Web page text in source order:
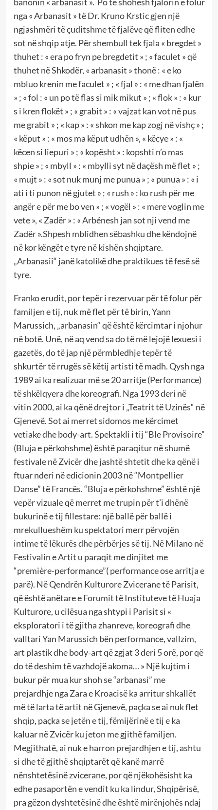
nga « Arbanasit » të Dr. Kruno Krstic gjen një
ngjashmëri të çuditshme të fjalëve që fliten edhe
sot në shqip atje. Për shembull tek fjala « bregdet »
thuhet : « era po fryn pe bregdetit » ; « faculet » që
thuhet në Shkodër, « arbanasit » thonë : « e ko
mbluo krenin me faculet » ; « fjal » : « me dhan fjalën
» ; « fol : « un po të flas si mik mikut » ; « flok » : « kur
s i kren flokët » ; « grabit » : « vajzat kan vot në pus
me grabit » ; « kap » : « shkon me kap zogj në vishç » ;
« këput » : « mos ma këput udhën », « këcye » : «
këcen si liepuri » ; « kopësht » : kopshti n’o mas
shpie » ; « mbyll » : « mbylli syt në daçësh më flet » ;
« mujt » : « sot nuk munj me punua » ; « punua » : « i
ati i ti punon në gjutet » ; « rush » : ko rush për me
angër e për me bo ven » ; « vogël » : « mere voglin me
vete », « Zadër » : « Arbénesh jan sot nji vend me
Zadër ».Shpesh mblidhen sëbashku dhe këndojnë
në kor këngët e tyre në kishën shqiptare.
„Arbanasii“ janë katolikë dhe praktikues të fesë së
tyre.
Franko erudit, por tepër i rezervuar për të folur për
familjen e tij, nuk më flet për të birin, Yann
Marussich, „arbanasin“ që është kërcimtar i njohur
në botë. Unë, në aq vend sa do të më lejojë lexuesi i
gazetës, do të jap një përmbledhje tepër të
shkurtër të rrugës së këtij artisti të madh. Qysh nga
1989 ai ka realizuar më se 20 arritje (Performance)
të shkëlqyera dhe koreografi. Nga 1993 deri në
vitin 2000, ai ka qënë drejtor i „Teatrit të Uzinës“ në
Gjenevë. Sot ai merret sidomos me kërcimet
vetiake dhe body-art. Spektakli i tij “Ble Provisoire”
(Bluja e përkohshme) është paraqitur në shumë
festivale në Zvicër dhe jashtë shtetit dhe ka qënë i
ftuar nderi në edicionin 2003 në “Montpellier
Danse” të Francës. “Bluja e përkohshme” është një
vepër vizuale që merret me trupin për t’i dhënë
bukurinë e tij fillestare: një ballë për ballë i
mrekullueshëm ku spektatori merr përvojën
intime të lëkurës dhe përbërjes së tij. Në Milano në
Festivalin e Artit u paraqit me dinjitet me
“première-performance”( performance ose arritja e
parë). Në Qendrën Kulturore Zvicerane të Parisit,
që është anëtare e Forumit të Instituteve të Huaja
Kulturore, u cilësua nga shtypi i Parisit si «
eksploratori i të gjitha zhanreve, koreografi dhe
valltari Yan Marussich bën performance, vallzim,
art plastik dhe body-art që zgjat 3 deri 5 orë, por që
do të deshim të vazhdojë akoma… » Një kujtim i
bukur për mua kur shoh se “arbanasi” me
prejardhje nga Zara e Kroacisë ka arritur shkallët
më të larta të artit në Gjenevë, paçka se ai nuk flet
shqip, paçka se jetën e tij, fëmijërinë e tij e ka
kaluar në Zvicër ku jeton me gjithë familjen.
Megjithatë, ai nuk e harron prejardhjen e tij, ashtu
si dhe të gjithë shqiptarët që kanë marrë
nënshtetësinë zvicerane, por që njëkohësisht ka
edhe pasaportën e vendit ku ka lindur, Shqipërisë,
pra gëzon dyshtetësinë dhe është mirënjohës ndaj